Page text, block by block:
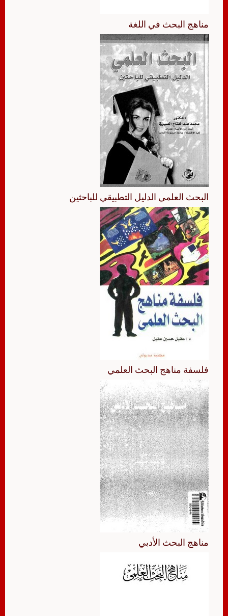
مناهج البحث في اللغة
البحث العلمي الدليل التطبيقي للباحثين
فلسفة مناهج البحث العلمي
مناهج البحث الأدبي